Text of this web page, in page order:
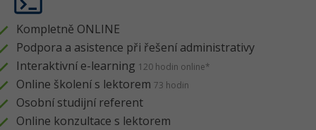
Kompletně ONLINE
Podpora a asistence při řešení administrativy
Interaktivní e-learning 120 hodin online*
Online školení s lektorem73 hodin
Osobní studijní referent
Online konzultace s lektorem